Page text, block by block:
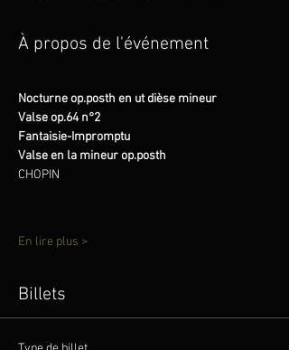
À propos de l'événement
Nocturne op.posth en ut dièse mineur
Valse op.64 n°2
Fantaisie-Impromptu
Valse en la mineur op.posth
CHOPIN
En lire plus >
Billets